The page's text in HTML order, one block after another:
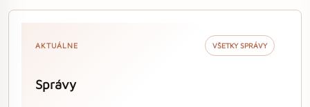
AKTUÁLNE VŠETKY SPRÁVY
Správy